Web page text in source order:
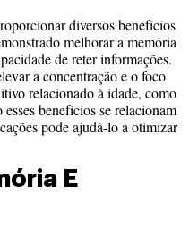
diversos benefícios
melhorar a memória
de reter informações.
a concentração e o foco
relacionado à idade, como
benefícios se relacionam
pode ajudá-lo a otimizar
E